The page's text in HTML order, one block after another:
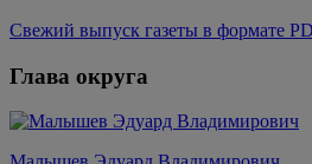
Свежий выпуск газеты в формате
Глава округа